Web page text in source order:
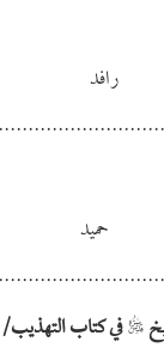
Sفي كتاب التهذيب/٢